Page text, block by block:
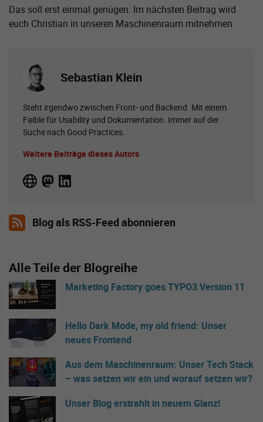
Das soll erst einmal genügen. Im nächsten Beitrag wird
euch Christian in unseren Maschinenraum mitnehmen.
Sebastian Klein
Steht irgendwo zwischen Front- und Backend. Mit einem
Faible für Usability und Dokumentation. Immer auf der
Suche nach Good Practices.
Weitere Beiträge dieses Autors
Blog als RSS-Feed abonnieren
Alle Teile der Blogreihe
Marketing Factory goes TYPO3 Version 11
Hello Dark Mode, my old friend: Unser
neues Frontend
Aus dem Maschinenraum: Unser Tech Stack
– was setzen wir ein und worauf setzen wir?
Unser Blog erstrahlt in neuem Glanz!